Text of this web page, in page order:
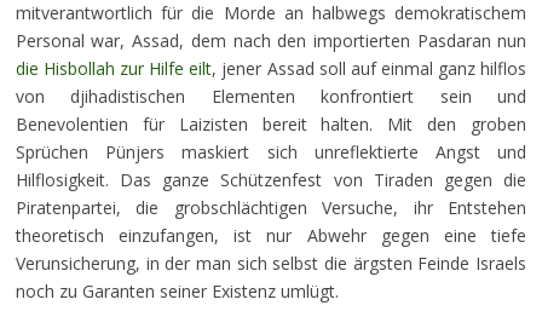
mitverantwortlich für die Morde an halbwegs demokratischem
Personal war, Assad, dem nach den importierten Pasdaran nun
die Hisbollah zur Hilfe eilt, jener Assad soll auf einmal ganz hilflos
von djihadistischen Elementen konfrontiert sein und
Benevolentien für Laizisten bereit halten. Mit den groben
Sprüchen Pünjers maskiert sich unreflektierte Angst und
Hilflosigkeit. Das ganze Schützenfest von Tiraden gegen die
Piratenpartei, die grobschlächtigen Versuche, ihr Entstehen
theoretisch einzufangen, ist nur Abwehr gegen eine tiefe
Verunsicherung, in der man sich selbst die ärgsten Feinde Israels
noch zu Garanten seiner Existenz umlügt.